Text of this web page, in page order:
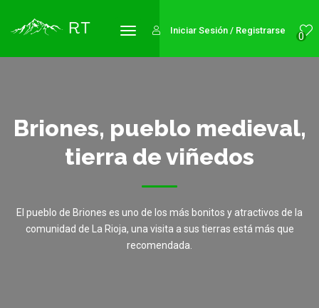
0
Iniciar Sesión / Registrarse
Briones, pueblo medieval,
tierra de viñedos
El pueblo de Briones es uno de los más bonitos y atractivos de la
comunidad de La Rioja, una visita a sus tierras está más que
recomendada.